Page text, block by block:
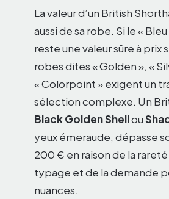
La valeur d’un British
aussi de sa robe. Si le «
reste une valeur sûre à prix
robes dites « Golden », «
« Colorpoint » exigent un
sélection complexe. Un
Black Golden Shellou
yeux émeraude, dépasse
200 € en raison de la
typage et de la demande
nuances.